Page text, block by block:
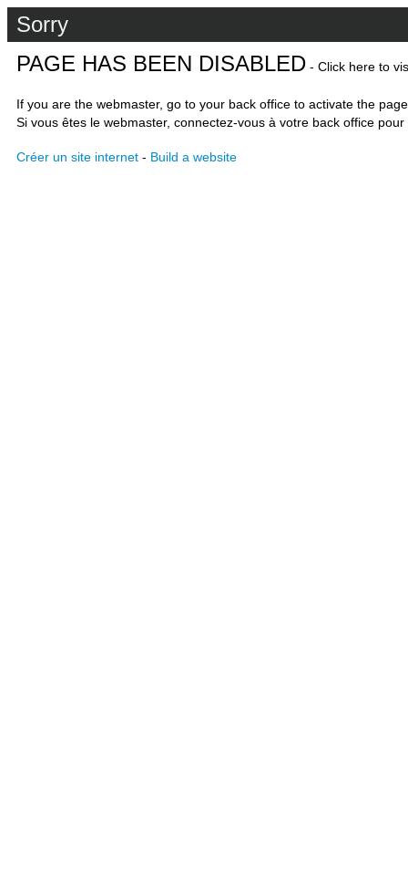
Sorry
PAGE HAS BEEN DISABLED - Click here to
If you are the webmaster, go to your back office to activate the
Si vous êtes le webmaster, connectez-vous à votre back office
Créer un site internet - Build a website